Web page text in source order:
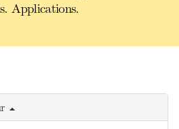
Applications.